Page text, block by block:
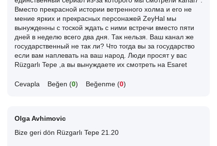
Вместо прекрасной истории ветренного холма и его не
мение ярких и прекрасных персонажей ZeyHal мы
вынужденны с тоской ждать с ними встречи вместо пяти
дней в неделю всего два дня. Так нельзя. Ваш канал же
государственный не так ли? Что тогда вы за государство
если вам наплевать на ваш народ. Люди просят у вас
Rüzgarlı Tepe ,а вы вынуждаете их смотреть на Esaret
Cevapla Beğen (0) Beğenme (0)
Olga Avhimovic
Bize geri dön Rüzgarlı Tepe 21.20